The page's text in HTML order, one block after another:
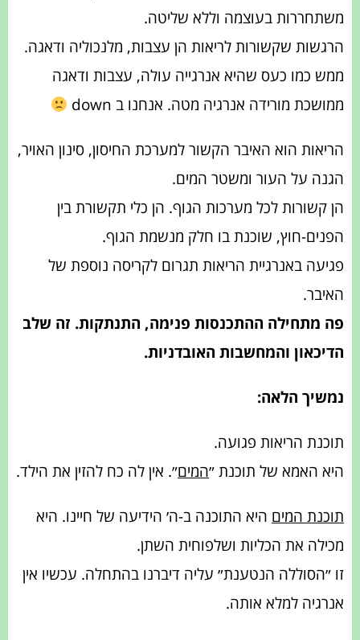
משתחררות בעוצמה וללא שליטה.
הרגשות שקשורות לריאות הן עצבות, מלנכוליה ודאגה.
ממש כמו כעס שהיא אנרגייה עולה, עצבות ודאגה
ממושכת מורידה אנרגיה מטה. אנחנו ב down
הריאות הוא האיבר הקשור למערכת החיסון, סינון האויר,
הגנה על העור ומשטר המים.
הן קשורות לכל מערכות הגוף. הן כלי תקשורת בין
הפנים-חוץ, שוכנת בו חלק מנשמת הגוף.
פגיעה באנרגיית הריאות תגרום לקריסה נוספת של
האיבר.
פה מתחילה ההתכנסות פנימה, התנתקות. זה שלב
הדיכאון והמחשבות האובדניות.
נמשיך הלאה:
תוכנת הריאות פגועה.
היא האמא של תוכנת ״המים״. אין לה כח להזין את הילד.
תוכנת המים היא התוכנה ב-ה׳ הידיעה של חיינו. היא
מכילה את הכליות ושלפוחית השתן.
זו ״הסוללה הנטענת״ עליה דיברנו בהתחלה. עכשיו אין
אנרגיה למלא אותה.